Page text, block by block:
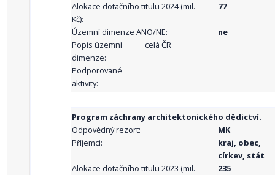
Alokace dotačního titulu 2024 (mil.
Kč):
77
Územní dimenze ANO/NE:
ne
Popis územní
dimenze:
celá ČR
Podporované
aktivity:
Program záchrany architektonického dědictví.
Odpovědný rezort:
MK
Příjemci:
kraj, obec,
církev, stát
Alokace dotačního titulu 2023 (mil.
235